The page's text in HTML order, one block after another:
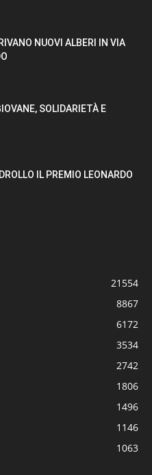
NUOVI ALBERI IN VIA
SOLIDARIETÀ E
IL PREMIO LEONARDO
21554
8867
6172
3534
2742
1806
1496
1146
1063